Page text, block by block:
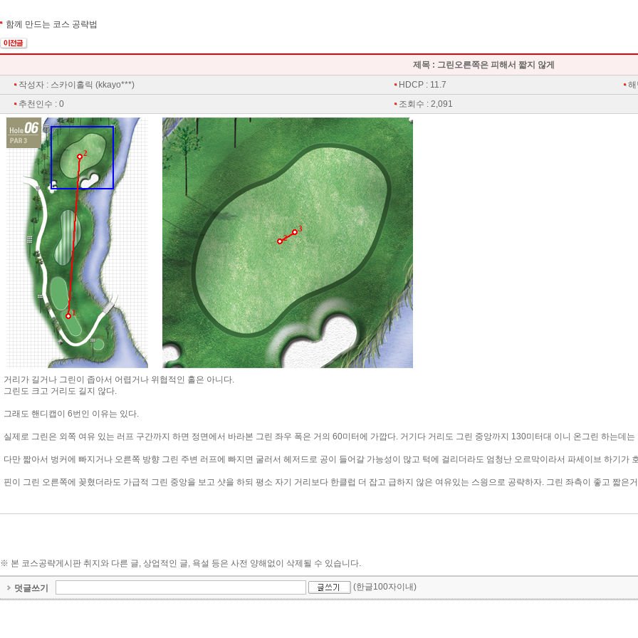
함께 만드는 코스 공략법
제목 : 그린오른쪽은 피해서 짧지 않게
작성자 : 스카이홀릭 (kkayo***)
HDCP : 11.7
해
추천인수 : 0
조회수 : 2,091
1
2
2
3
거리가 길거나 그린이 좁아서 어렵거나 위협적인 홀은 아니다.
그린도 크고 거리도 길지 않다.
그래도 핸디캡이 6번인 이유는 있다.
실제로 그린은 외쪽 여유 있는 러프 구간까지 하면 정면에서 바라본 그린 좌우 폭은 거의 60미터에 가깝다. 거기다 거리도 그린 중앙까지 130미터대 이니 온그린 하는데는
다만 짧아서 벙커에 빠지거나 오른쪽 방향 그린 주변 러프에 빠지면 굴러서 헤저드로 공이 들어갈 가능성이 많고 턱에 걸리더라도 엄청난 오르막이라서 파세이브 하기가
핀이 그린 오른쪽에 꽂혔더라도 가급적 그린 중앙을 보고 샷을 하되 평소 자기 거리보다 한클럽 더 잡고 급하지 않은 여유있는 스읭으로 공략하자. 그린 좌측이 좋고 짧은
※ 본 코스공략게시판 취지와 다른 글, 상업적인 글, 욕설 등은 사전 양해없이 삭제될 수 있습니다.
덧글쓰기 (한글100자이내)